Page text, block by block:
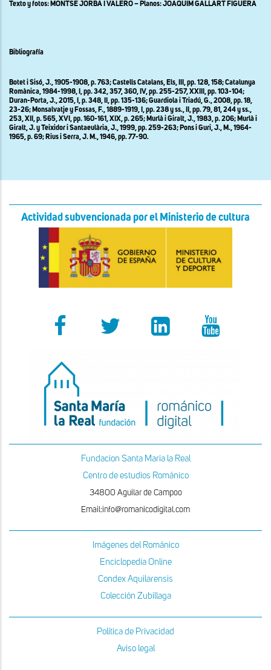
Texto y fotos: MONTSE JORBA I VALERO – Planos: JOAQUIM GALLART FIGUERA
Bibliografía
Botet i Sisó, J., 1905-1908, p. 763; Castells Catalans, Els, III, pp. 128, 158; Catalunya
Romànica, 1984-1998, I, pp. 342, 357, 360, IV, pp. 255-257, XXIII, pp. 103-104;
Duran-Porta, J., 2015, I, p. 348, II, pp. 135-136; Guardiola i Triadú, G., 2008, pp. 18,
23-26; Monsalvatje y Fossas, F., 1889-1919, I, pp. 238 y ss., II, pp. 79, 81, 244 y ss.,
253, XII, p. 565, XVI, pp. 160-161, XIX, p. 265; Murlà i Giralt, J., 1983, p. 206; Murlà i
Giralt, J. y Teixidor i Santaeulària, J., 1999, pp. 259-263; Pons i Guri, J., M., 1964-
1965, p. 69; Rius i Serra, J. M., 1946, pp. 77-90.
Actividad subvencionada por el Ministerio de cultura
Fundacion Santa Maria la Real
Centro de estudios Románico
34800 Aguilar de Campoo
Email:info@romanicodigital.com
Imágenes del Románico
Enciclopedia Online
Condex Aquilarensis
Colección Zubillaga
Política de Privacidad
Aviso legal